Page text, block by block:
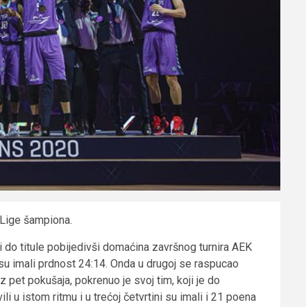
šampiona.
titule pobijedivši domaćina završnog turnira AEK
imali prdnost 24:14. Onda u drugoj se raspucao
pokušaja, pokrenuo je svoj tim, koji je do
u istom ritmu i u trećoj četvrtini su imali i 21 poena